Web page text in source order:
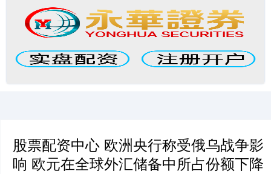
股票配资中心 欧洲央行称受俄乌战争影
响 欧元在全球外汇储备中所占份额下降